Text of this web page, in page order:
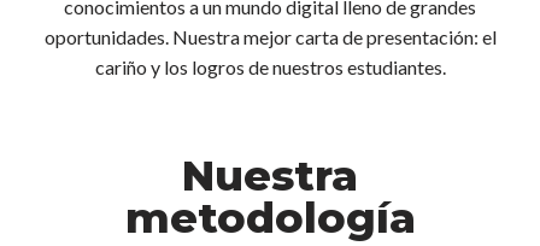
conocimientos a un mundo digital lleno de grandes
oportunidades. Nuestra mejor carta de presentación: el
cariño y los logros de nuestros estudiantes.
Nuestra
metodología